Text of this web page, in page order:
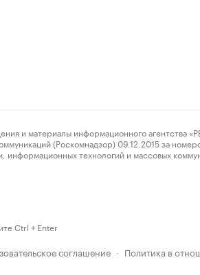
информационного агентства
(Роскомнадзор) 09.12.2015 за
технологий и массовых
Ctrl + Enter
соглашение · Политика в